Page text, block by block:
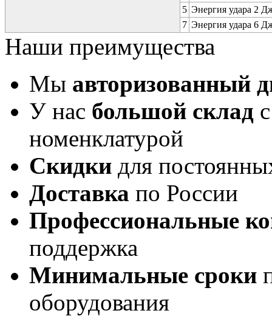
5 Энергия удара 2
7 Энергия удара 6
Наши преимущества
Мы авторизованный
У нас большой склад
номенклатурой
Скидки для
Доставка по России
Профессиональные
поддержка
Минимальные сроки
оборудования